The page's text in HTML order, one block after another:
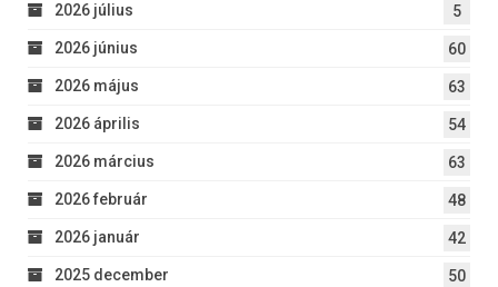
2026 július 5
2026 június 60
2026 május 63
2026 április 54
2026 március 63
2026 február 48
2026 január 42
2025 december 50